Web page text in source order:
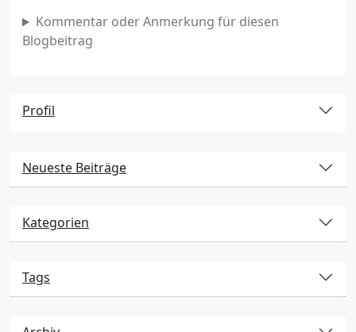
Kommentar oder Anmerkung für diesen
Blogbeitrag
Profil
Neueste Beiträge
Kategorien
Tags